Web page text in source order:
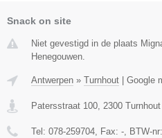
Snack on site
Niet gevestigd in de plaats
Henegouwen.
Antwerpen » Turnhout Google
Patersstraat 100, 2300 Turnhout
Tel: 078-259704, Fax: -, BTW-nr: